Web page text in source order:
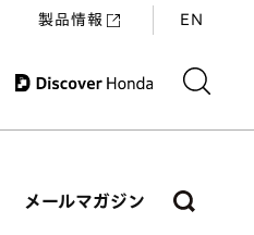
製品情報 EN
メールマガジン